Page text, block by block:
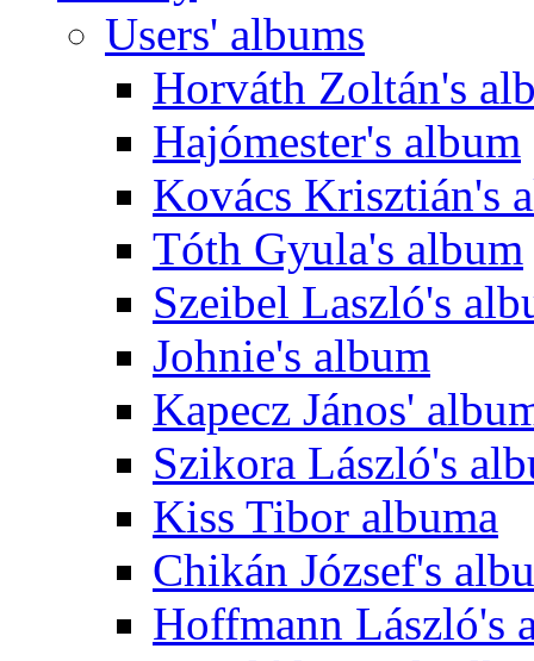
Users' albums
Horváth Zoltán's
Hajómester's album
Kovács Krisztián's
Tóth Gyula's album
Szeibel Laszló's
Johnie's album
Kapecz János'
Szikora László's
Kiss Tibor albuma
Chikán József's
Hoffmann László's